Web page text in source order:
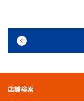
店舗検索